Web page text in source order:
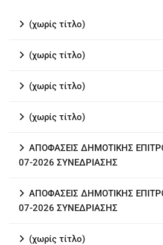
(χωρίς τίτλο)
(χωρίς τίτλο)
(χωρίς τίτλο)
(χωρίς τίτλο)
ΑΠΟΦΑΣΕΙΣ ΔΗΜΟΤΙΚΗΣ
07-2026 ΣΥΝΕΔΡΙΑΣΗΣ
ΑΠΟΦΑΣΕΙΣ ΔΗΜΟΤΙΚΗΣ
07-2026 ΣΥΝΕΔΡΙΑΣΗΣ
(χωρίς τίτλο)